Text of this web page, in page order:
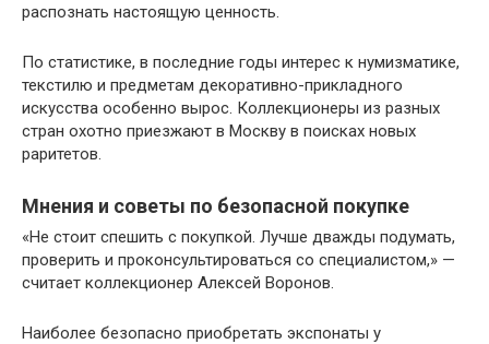
распознать настоящую ценность.
По статистике, в последние годы интерес к нумизматике,
текстилю и предметам декоративно-прикладного
искусства особенно вырос. Коллекционеры из разных
стран охотно приезжают в Москву в поисках новых
раритетов.
Мнения и советы по безопасной покупке
«Не стоит спешить с покупкой. Лучше дважды подумать,
проверить и проконсультироваться со специалистом,» —
считает коллекционер Алексей Воронов.
Наиболее безопасно приобретать экспонаты у